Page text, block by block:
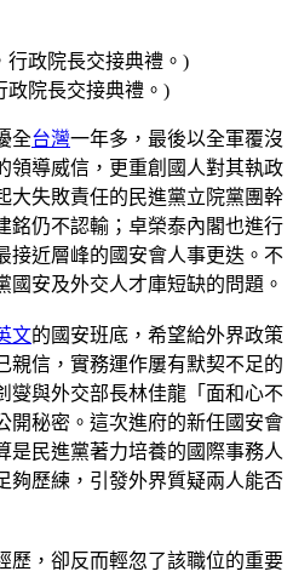
政院長交接典禮。)
全台灣一年多，最後以全軍覆沒
領導威信，更重創國人對其執政
大失敗責任的民進黨立院黨團幹
銘仍不認輸；卓榮泰內閣也進行
接近層峰的國安會人事更迭。不
國安及外交人才庫短缺的問題。
文的國安班底，希望給外界政策
親信，實務運作屢有默契不足的
燮與外交部長林佳龍「面和心不
開秘密。這次進府的新任國安會
是民進黨著力培養的國際事務人
夠歷練，引發外界質疑兩人能否
歷，卻反而輕忽了該職位的重要